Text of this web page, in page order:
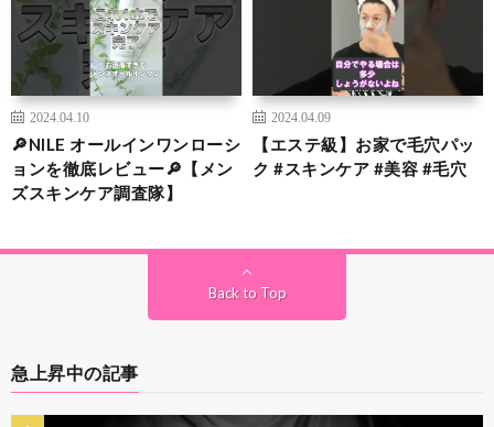
2024.04.10
🔎NILE オールインワンローシ
ョンを徹底レビュー🔎【メン
ズスキンケア調査隊】
2024.04.09
【エステ級】お家で毛穴パッ
ク #スキンケア #美容 #毛穴
Back to Top
急上昇中の記事